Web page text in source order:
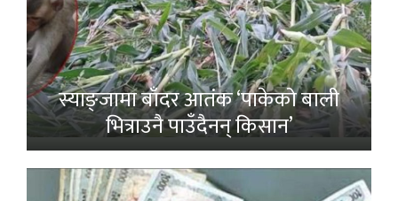
स्याङ्जामा बाँदर आतंक ‘पाकेको बाली
भित्राउनै पाउँदैनन् किसान’